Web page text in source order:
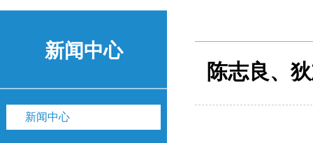
新闻中心
新闻中心
陈志良、